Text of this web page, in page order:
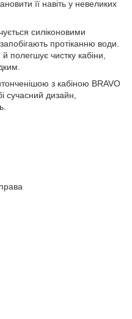
її навіть у невеликих
силіконовими
протіканню води.
чистку кабіни,
з кабіною BRAVO
сучасний дизайн,